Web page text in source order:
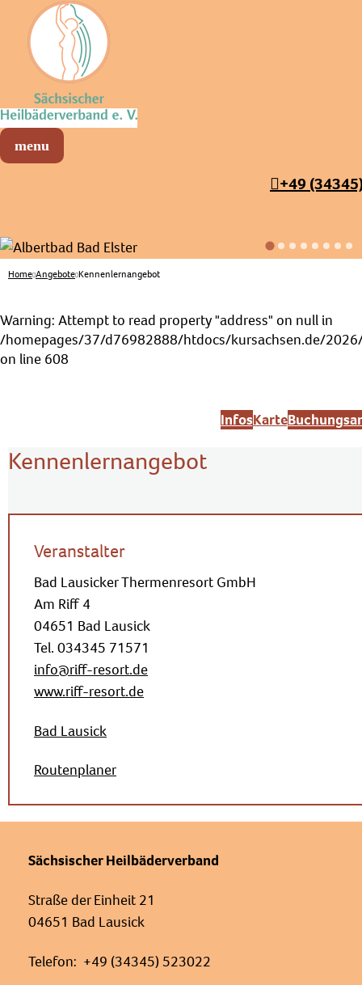
Sächsischer Heilbäderverband
+49
Home Angebote Kennenlernangebot
Warning: Attempt to read property "address" on null in
/homepages/37/d76982888/htdocs/kursachsen.de/
on line 608
InfosKarte
Kennenlernangebot
Veranstalter
Bad Lausicker Thermenresort GmbH
Am Riff 4
04651 Bad Lausick
Tel. 034345 71571
info@riff-resort.de
www.riff-resort.de
Bad Lausick
Routenplaner
Sächsischer Heilbäderverband
Straße der Einheit 21
04651 Bad Lausick
Telefon: +49 (34345) 523022